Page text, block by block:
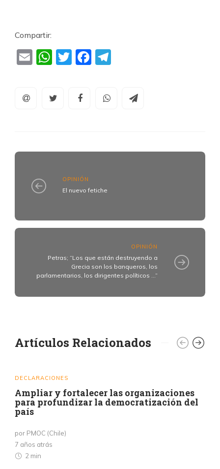
Compartir:
EmailWhatsApp
TwitterFacebook
OPINIÓN
El nuevo fetiche
OPINIÓN
Petras; “Los que están destruyendo a
Grecia son los banqueros, los
parlamentarios, los dirigentes políticos …”
Artículos Relacionados
DECLARACIONES
Ampliar y fortalecer las organizaciones
para profundizar la democratización del
país
por PMOC (Chile)
7 años atrás
2 min